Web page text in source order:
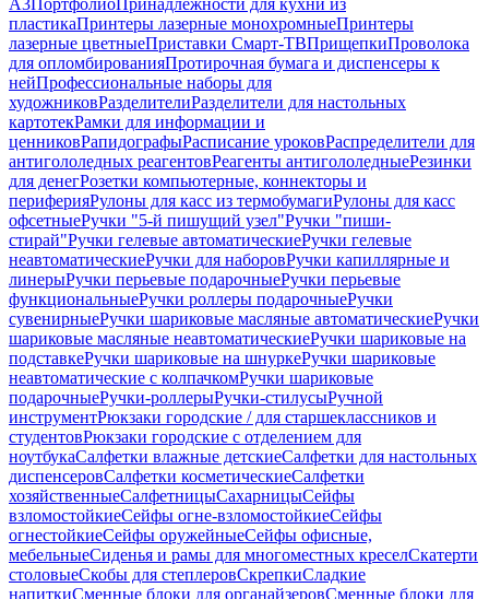
А3ПортфолиоПринадлежности для кухни из
пластикаПринтеры лазерные монохромныеПринтеры
лазерные цветныеПриставки Смарт-ТВПрищепкиПроволока
для опломбированияПротирочная бумага и диспенсеры к
нейПрофессиональные наборы для
художниковРазделителиРазделители для настольных
картотекРамки для информации и
ценниковРапидографыРасписание уроковРаспределители для
антигололедных реагентовРеагенты антигололедныеРезинки
для денегРозетки компьютерные, коннекторы и
периферияРулоны для касс из термобумагиРулоны для касс
офсетныеРучки "5-й пишущий узел"Ручки "пиши-
стирай"Ручки гелевые автоматическиеРучки гелевые
неавтоматическиеРучки для наборовРучки капиллярные и
линерыРучки перьевые подарочныеРучки перьевые
функциональныеРучки роллеры подарочныеРучки
сувенирныеРучки шариковые масляные автоматическиеРучки
шариковые масляные неавтоматическиеРучки шариковые на
подставкеРучки шариковые на шнуркеРучки шариковые
неавтоматические с колпачкомРучки шариковые
подарочныеРучки-роллерыРучки-стилусыРучной
инструментРюкзаки городские / для старшеклассников и
студентовРюкзаки городские с отделением для
ноутбукаСалфетки влажные детскиеСалфетки для настольных
диспенсеровСалфетки косметическиеСалфетки
хозяйственныеСалфетницыСахарницыСейфы
взломостойкиеСейфы огне-взломостойкиеСейфы
огнестойкиеСейфы оружейныеСейфы офисные,
мебельныеСиденья и рамы для многоместных креселСкатерти
столовыеСкобы для степлеровСкрепкиСладкие
напиткиСменные блоки для органайзеровСменные блоки для